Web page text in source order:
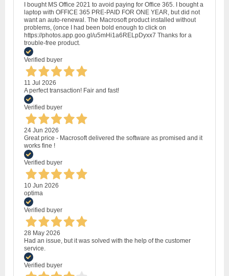
I bought MS Office 2021 to avoid paying for Office 365. I bought a
laptop with OFFICE 365 PRE-PAID FOR ONE YEAR, but did not
want an auto-renewal. The Macrosoft product installed without
problems, (once I had been bold enough to click on
https://photos.app.goo.gl/u5mHi1a6RELpDyxx7 Thanks for a
trouble-free product.
Verified buyer
11 Jul 2026
A perfect transaction! Fair and fast!
Verified buyer
24 Jun 2026
Great price - Macrosoft delivered the software as promised and it
works fine !
Verified buyer
10 Jun 2026
optima
Verified buyer
28 May 2026
Had an issue, but it was solved with the help of the customer
service.
Verified buyer